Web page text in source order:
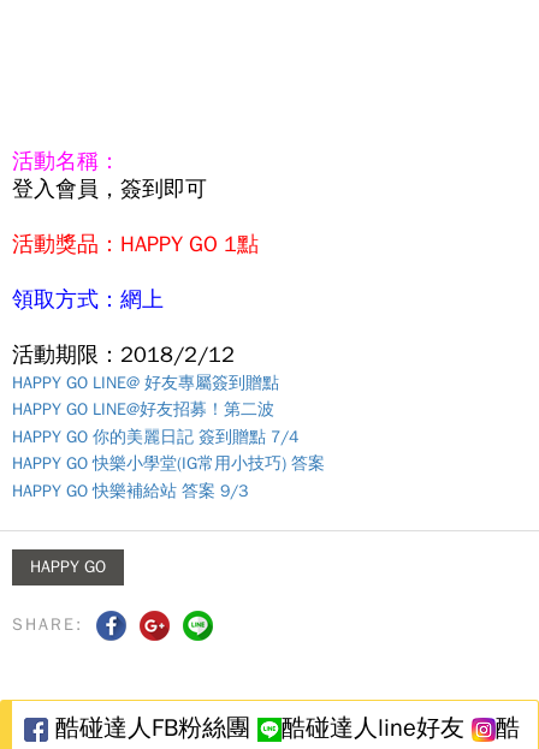
活動名稱：
登入會員，簽到即可
活動獎品：HAPPY GO 1點
領取方式：網上
活動期限：2018/2/12
HAPPY GO LINE@ 好友專屬簽到贈點
HAPPY GO LINE@好友招募！第二波
HAPPY GO 你的美麗日記 簽到贈點 7/4
HAPPY GO 快樂小學堂(IG常用小技巧) 答案
HAPPY GO 快樂補給站 答案 9/3
HAPPY GO
SHARE:
酷碰達人FB粉絲團 酷碰達人line好友
酷